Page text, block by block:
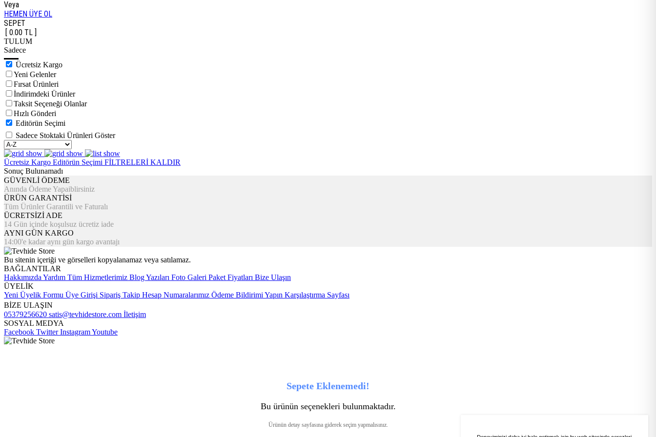
Veya
HEMEN ÜYE OL
SEPET
[ 0.00 TL ]
TULUM
Sadece
Ücretsiz Kargo
Yeni Gelenler
Fırsat Ürünleri
İndirimdeki Ürünler
Taksit Seçeneği Olanlar
Hızlı Gönderi
Editörün Seçimi
Sadece Stoktaki Ürünleri Göster
Ücretsiz Kargo Editörün Seçimi FİLTRELERİ KALDIR
Sonuç Bulunamadı
GÜVENLİ ÖDEME
Anında Ödeme Yapaiblirsiniz
ÜRÜN GARANTİSİ
Tüm Ürünler Garantili ve Faturalı
ÜCRETSİZİ ADE
14 Gün içinde koşulsuz ücretiz iade
AYNI GÜN KARGO
14:00'e kadar aynı gün kargo avantajı
Bu sitenin içeriği ve görselleri kopyalanamaz veya satılamaz.
BAĞLANTILAR
Hakkımızda Yardım Tüm Hizmetlerimiz Blog Yazıları Foto Galeri Paket Fiyatları Bize Ulaşın
ÜYELİK
Yeni Üyelik Formu Üye Girişi Sipariş Takip Hesap Numaralarımız Ödeme Bildirimi Yapın Karşılaştırma Sayfası
BİZE ULAŞIN
05379256620 satis@tevhidestore.com İletişim
SOSYAL MEDYA
Facebook TwitterInstagramYoutube
Sepete Eklenemedi!
Bu ürünün seçenekleri bulunmaktadır.
Ürünün detay sayfasına giderek seçim yapmalısınız.